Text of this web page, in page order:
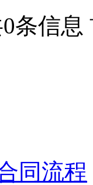
条信
同流程